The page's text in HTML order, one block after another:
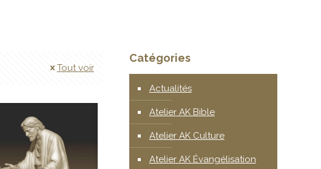
Tout voir
Catégories
Actualités
Atelier AK Bible
Atelier AK Culture
Atelier AK Évangélisation